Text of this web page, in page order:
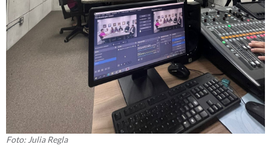
Foto: Julia Regla